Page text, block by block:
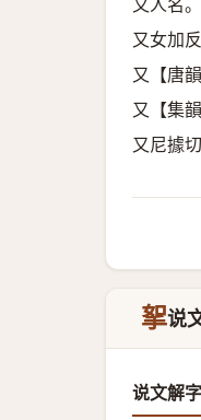
又女加反
又【唐
又【集
又尼據
挐说
说文解